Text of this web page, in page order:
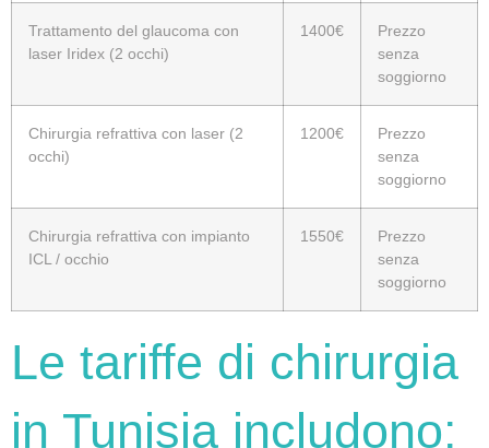
Trattamento del glaucoma con
laser Iridex (2 occhi)
1400€
Prezzo
senza
soggiorno
Chirurgia refrattiva con laser (2
occhi)
1200€
Prezzo
senza
soggiorno
Chirurgia refrattiva con impianto
ICL / occhio
1550€
Prezzo
senza
soggiorno
Le tariffe di chirurgia
in Tunisia includono: